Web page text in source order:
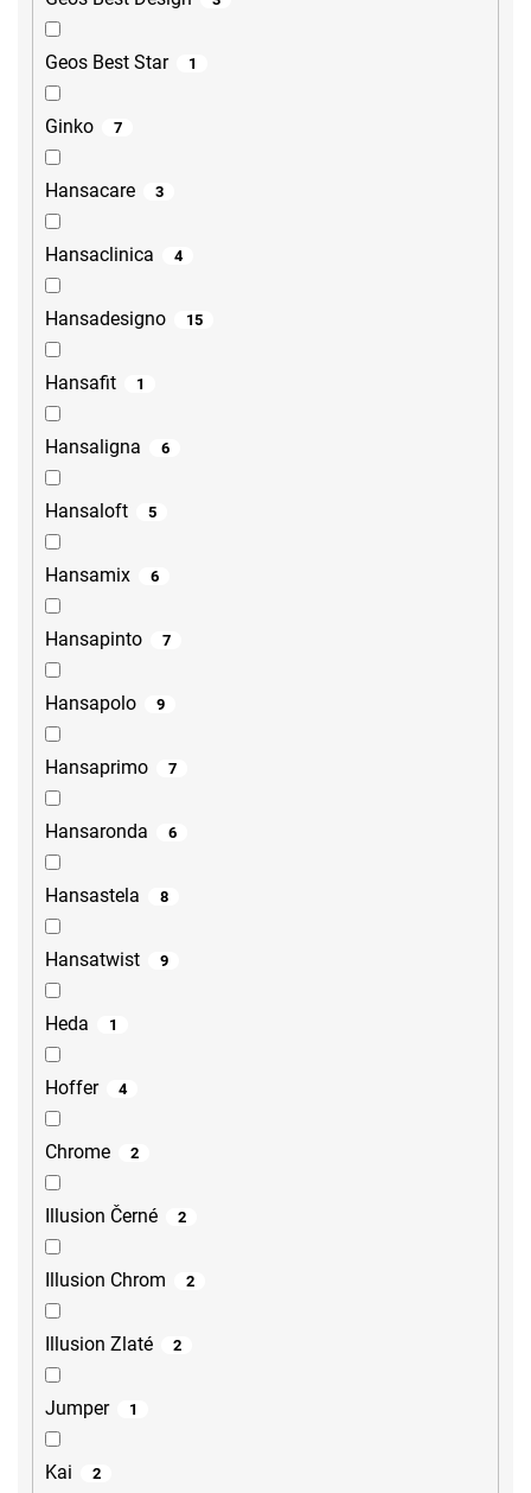
Geos Best Star 1
Ginko 7
Hansacare 3
Hansaclinica 4
Hansadesigno 15
Hansafit 1
Hansaligna 6
Hansaloft 5
Hansamix 6
Hansapinto 7
Hansapolo 9
Hansaprimo 7
Hansaronda 6
Hansastela 8
Hansatwist 9
Heda 1
Hoffer 4
Chrome 2
Illusion Černé 2
Illusion Chrom 2
Illusion Zlaté 2
Jumper 1
Kai 2